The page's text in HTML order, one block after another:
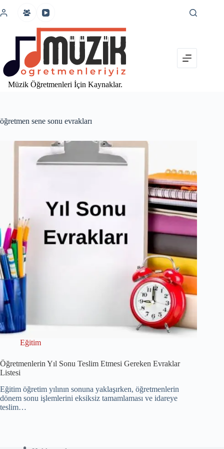
atla
Müzik Öğretmenleri İçin Kaynaklar.
öğretmen sene sonu evrakları
Eğitim
Öğretmenlerin Yıl Sonu Teslim Etmesi Gereken Evraklar
Listesi
Eğitim öğretim yılının sonuna yaklaşırken, öğretmenlerin
dönem sonu işlemlerini eksiksiz tamamlaması ve idareye
teslim…